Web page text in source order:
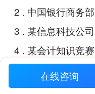
2 . 中国银行商务部
3 . 某信息科技公司
4 . 某会计知识竞赛
“2022年青年
二等奖；
在线咨询